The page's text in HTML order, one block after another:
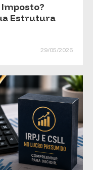
Estrutura
29/05/2026